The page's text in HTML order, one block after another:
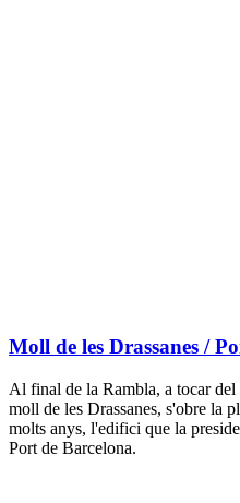
Moll de les Drassanes /
Al final de la Rambla, a tocar
moll de les Drassanes, s'obre la
molts anys, l'edifici que la
Port de Barcelona.